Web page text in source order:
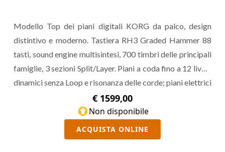
Modello Top dei piani digitali KORG da palco, design
distintivo e moderno. Tastiera RH3 Graded Hammer 88
tasti, sound engine multisintesi, 700 timbri delle principali
famiglie, 3 sezioni Split/Layer. Piani a coda fino a 12 livelli
dinamici senza Loop e risonanza delle corde; piani elettrici
Tine e Reed con tecnologia MDS, effetti di Riverbero,
Delay, sezione analogica con una vera valvola NuTube.
€ 1599,00
Non disponibile
ACQUISTA ONLINE